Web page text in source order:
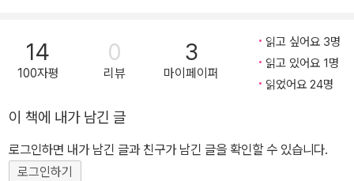
어독문학, 사회학, 정치학 전공) 10명이 맡았으며 올해 5월까지 완간
될 예정이다. ▶ 아름다움 내용 소개 왜 아름다움인가? 미(美)가 중
죽음에 이르기까지 우리의 의식 속에 존재하는 가치를 나타낸다. 미
는 성애와 섹스의 성격을 결정하며, 실제 생활에서 우리가 갖고 있는
목표나 희망의 근간이다. 또한 의상미학과 일상용품의 디자인을 지배
14
100자평
0
리뷰
3
마이페이퍼
읽고 싶어요 3명
읽고 있어요 1명
읽었어요 24명
이 책에 내가 남긴 글
로그인하면 내가 남긴 글과 친구가 남긴 글을 확인할 수 있습니다.
로그인하기